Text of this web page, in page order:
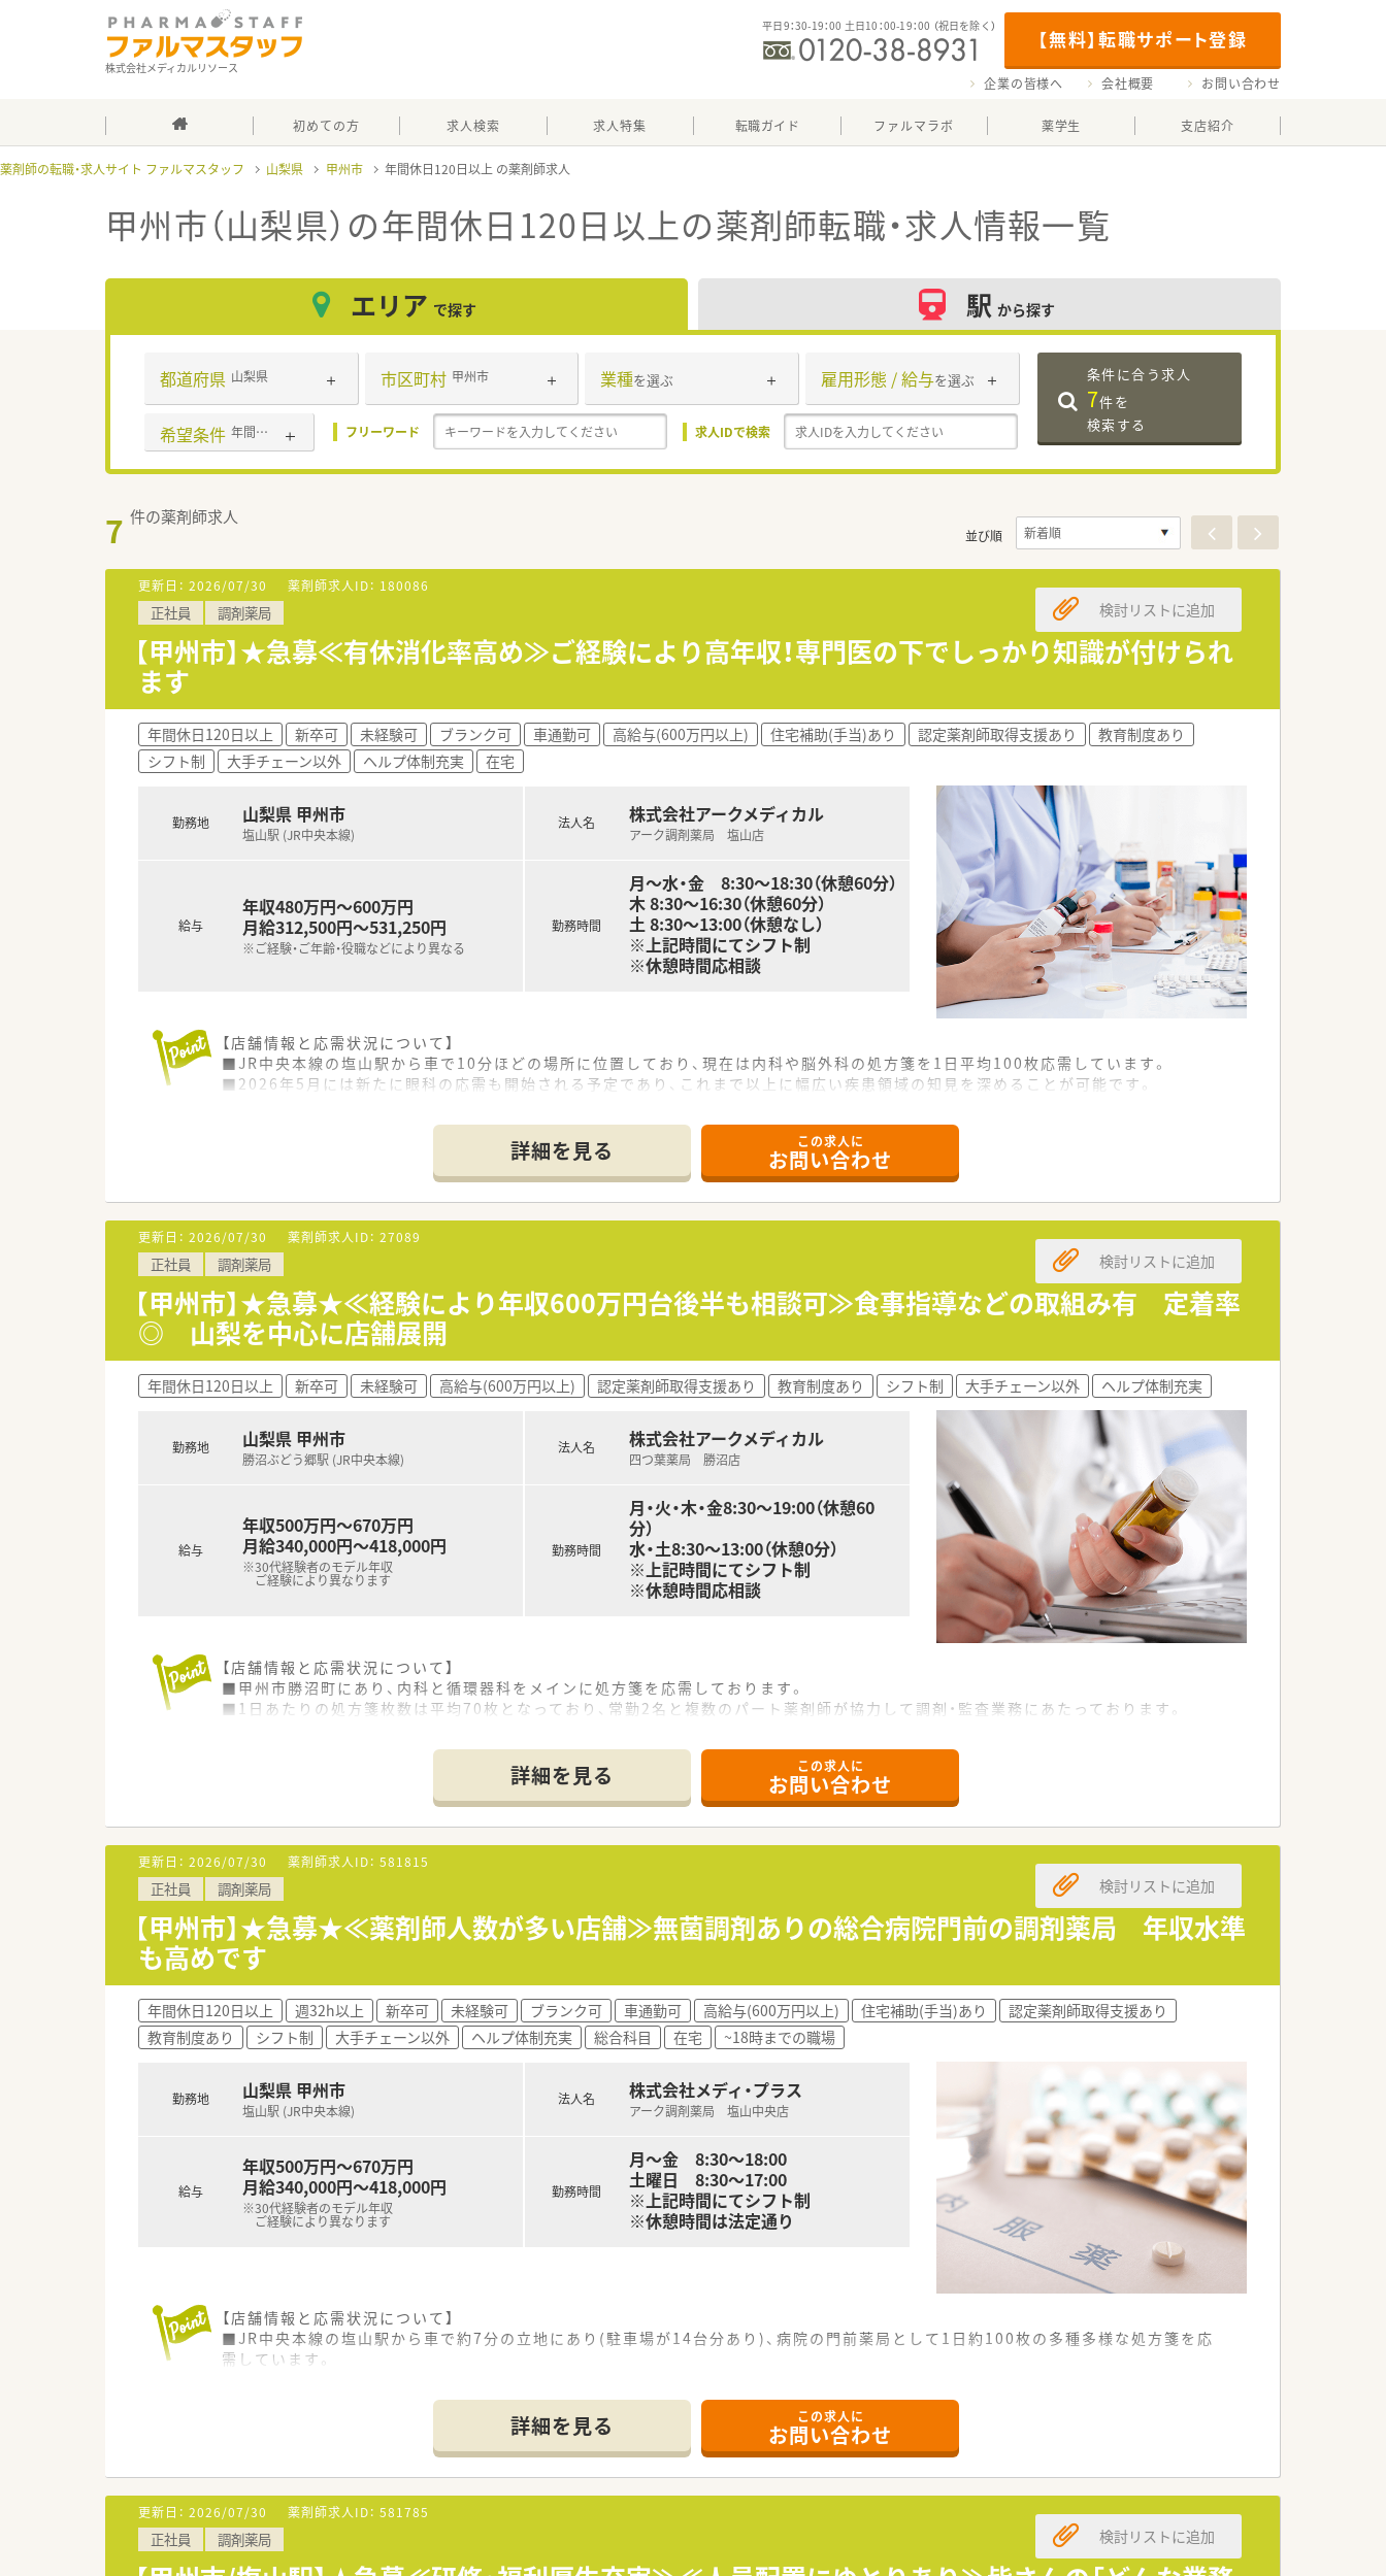
株式会社メディカルリソース
【無料】転職サポート登録
平日9：30-19：00 土日10：00-19：00 （祝日を除く）
企業の皆様へ 会社概要 お問い合わせ
初めての方 求人検索 求人特集 転職ガイド ファルマラボ 薬学生 支店紹介
薬剤師の転職・求人サイト ファルマスタッフ 山梨県 甲州市 年間休日120日以上
甲州市（山梨県）の年間休日120日以上の薬剤師転職・求人情報一覧
エリア で探す 駅 から探す
都道府県 山梨県 市区町村 甲州市 業種を選ぶ 雇用形態 / 給与を選ぶ
希望条件 年間休日120日以上 フリーワード 求人IDで検索
条件に合う求人
7件を
検索する
7 件の薬剤師求人
並び順
更新日： 2026/07/30 薬剤師求人ID： 180086
正社員 調剤薬局
【甲州市】★急募≪有休消化率高め≫ご経験により高年収！専門医の下でしっかり知識が付けられ
ます
検討リストに追加
年間休日120日以上 新卒可 未経験可 ブランク可 車通勤可 高給与(600万円以上) 住宅補助(手当)あり 認定薬剤師取得支援あり
教育制度あり
シフト制
大手チェーン以外 ヘルプ体制充実 在宅
勤務地 山梨県 甲州市
塩山駅 (JR中央本線)
給与
年収480万円～600万円
月給312,500円～531,250円
※ご経験・ご年齢・役職などにより異なる
法人名 株式会社アークメディカル
アーク調剤薬局 塩山店
勤務時間
月～水・金 8:30～18:30（休憩60分）
木 8:30～16:30（休憩60分）
土 8:30～13:00（休憩なし）
※上記時間にてシフト制
※休憩時間応相談
【店舗情報と応需状況について】
■JR中央本線の塩山駅から車で10分ほどの場所に位置しており、現在は内科や脳外科の処方箋を1日平均100枚応需しています。
■2026年5月には新たに眼科の応需も開始される予定であり、これまで以上に幅広い疾患領域の知見を深めることが可能です。
■週休2日制を基本として年間休日は110日から115日前後となっており、有給休暇の取得率も高くメリハリのある働き方ができます。
■若手薬剤師の育成を目的として複数の店舗を経験する機会を設けており、多様な処方に触れることで臨床スキルの向上を図っていま
す。
■残業時間の管理もしっかり行われており、他店舗からのヘルプ体制も充実しているため一人に業務が集中しすぎない環境です。
【法人特徴について】
■山梨県と長野県を中心に30店舗以上を展開しており、年間数店舗の新規出店を継続している非常に勢いのある成長企業です。
■地域のみなさまと医療・介護・福祉をつなぐ「架け橋」となることを理念に掲げ、調剤だけでなく介護事業も幅広く展開しています。
■県内トップクラスの調剤システムを導入しており、業務の効率化と安全性の向上を追求しながら質の高い医療提供を目指しています。
【職場環境と雰囲気】
■門前のドクターとの信頼関係が非常に強固であり、疑義照会などの連絡もスムーズに行えるためストレスなく業務に集中できます。
■企業内保育所や保育園を完備しているため、小さなお子様がいる薬剤師の方でも安心して仕事と子育てを両立できる職場環境です。
■会員制リゾート「エクシブ」などを利用できる福利厚生があり、休日には職場を離れて心身ともにリフレッシュすることが可能です。
詳細を見る この求人に
お問い合わせ
更新日： 2026/07/30 薬剤師求人ID： 27089
正社員 調剤薬局
【甲州市】★急募★≪経験により年収600万円台後半も相談可≫食事指導などの取組み有 定着率
◎ 山梨を中心に店舗展開
検討リストに追加
年間休日120日以上 新卒可 未経験可 高給与(600万円以上) 認定薬剤師取得支援あり 教育制度あり シフト制 大手チェーン以外 ヘルプ体制充実
勤務地 山梨県 甲州市
勝沼ぶどう郷駅 (JR中央本線)
給与
年収500万円～670万円
月給340,000円～418,000円
※30代経験者のモデル年収
ご経験により異なります
法人名 株式会社アークメディカル
四つ葉薬局 勝沼店
勤務時間
月・火・木・金8:30～19:00（休憩60
分）
水・土8:30～13:00（休憩0分）
※上記時間にてシフト制
※休憩時間応相談
【店舗情報と応需状況について】
■甲州市勝沼町にあり、内科と循環器科をメインに処方箋を応需しております。
■1日あたりの処方箋枚数は平均70枚となっており、常勤2名と複数のパート薬剤師が協力して調剤・監査業務にあたっております。
■山梨県と長野県を中心に30店舗以上を展開しており、年間で数店舗の新規出店を続けている勢いのある成長企業でございます。
■処方箋調剤のみならず、医療・介護・福祉を包括的につなぐ架け橋となることを企業理念に掲げ、地域貢献に尽力しております。
■一人ひとりの適性に合わせたキャリアプランが用意されており、社歴に関わらず意欲があれば責任ある役職を任される社風です。
■研修認定薬剤師をはじめ、緩和ケアや小児薬物療法などの高度な専門資格の取得について、全額補助によるバックアップがあります。
【職場環境と雰囲気】
■全体で183名の従業員が在籍しており、介護福祉士やケアマネジャーといった専門職も多数活躍する多職種連携が活発な職場です。
■門前のドクターとの関係性が非常に良好であり、疑義照会も円滑に行えるため、ストレスなく本来の業務に専念できる環境です。
■県内トップクラスの調剤システムを導入しており、最新の設備を活用することでミスの防止と業務の効率化を実現しております。
詳細を見る この求人に
お問い合わせ
更新日： 2026/07/30 薬剤師求人ID： 581815
正社員 調剤薬局
【甲州市】★急募★≪薬剤師人数が多い店舗≫無菌調剤ありの総合病院門前の調剤薬局 年収水準
も高めです
検討リストに追加
年間休日120日以上 週32h以上 新卒可 未経験可 ブランク可 車通勤可 高給与(600万円以上) 住宅補助(手当)あり
認定薬剤師取得支援あり
教育制度あり
シフト制 大手チェーン以外 ヘルプ体制充実 総合科目 在宅 ~18時までの職場
勤務地 山梨県 甲州市
塩山駅 (JR中央本線)
給与
年収500万円～670万円
月給340,000円～418,000円
※30代経験者のモデル年収
ご経験により異なります
法人名 株式会社メディ・プラス
アーク調剤薬局 塩山中央店
勤務時間
月～金 8:30～18:00
土曜日 8:30～17:00
※上記時間にてシフト制
※休憩時間は法定通り
【店舗情報と応需状況について】
■JR中央本線の塩山駅から車で約7分の立地にあり(駐車場が14台分あり)、病院の門前薬局として1日約100枚の多種多様な処方箋を応
需しています。
■常勤薬剤師7名とパート2名が在籍しており(1名は在宅専任)、外来は常時5～6名で対応されています。
■在宅業務は施設7件と居宅10件を対応。居宅は全員で対応されていますが、施設は専任担当者がいらっしゃいます。
■調剤室や待合室はグループ内でも比較的広いスペースが確保されており、ゆとりを持って日々の業務に取り組める環境です。
■20代から60代まで幅広い年代の薬剤師がバランス良く在籍しており、年齢の垣根を越えて相談しやすい雰囲気が魅力です。
■休憩室にはカーペットが敷かれており、オンとオフの切り替えをしっかり行いながらリフレッシュして勤務することが可能です。
【勤務実態について】
詳細を見る この求人に
お問い合わせ
更新日： 2026/07/30 薬剤師求人ID： 581785
正社員 調剤薬局 検討リストに追加